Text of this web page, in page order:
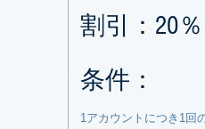
割引：20％
条件：
1アカウントにつき1回